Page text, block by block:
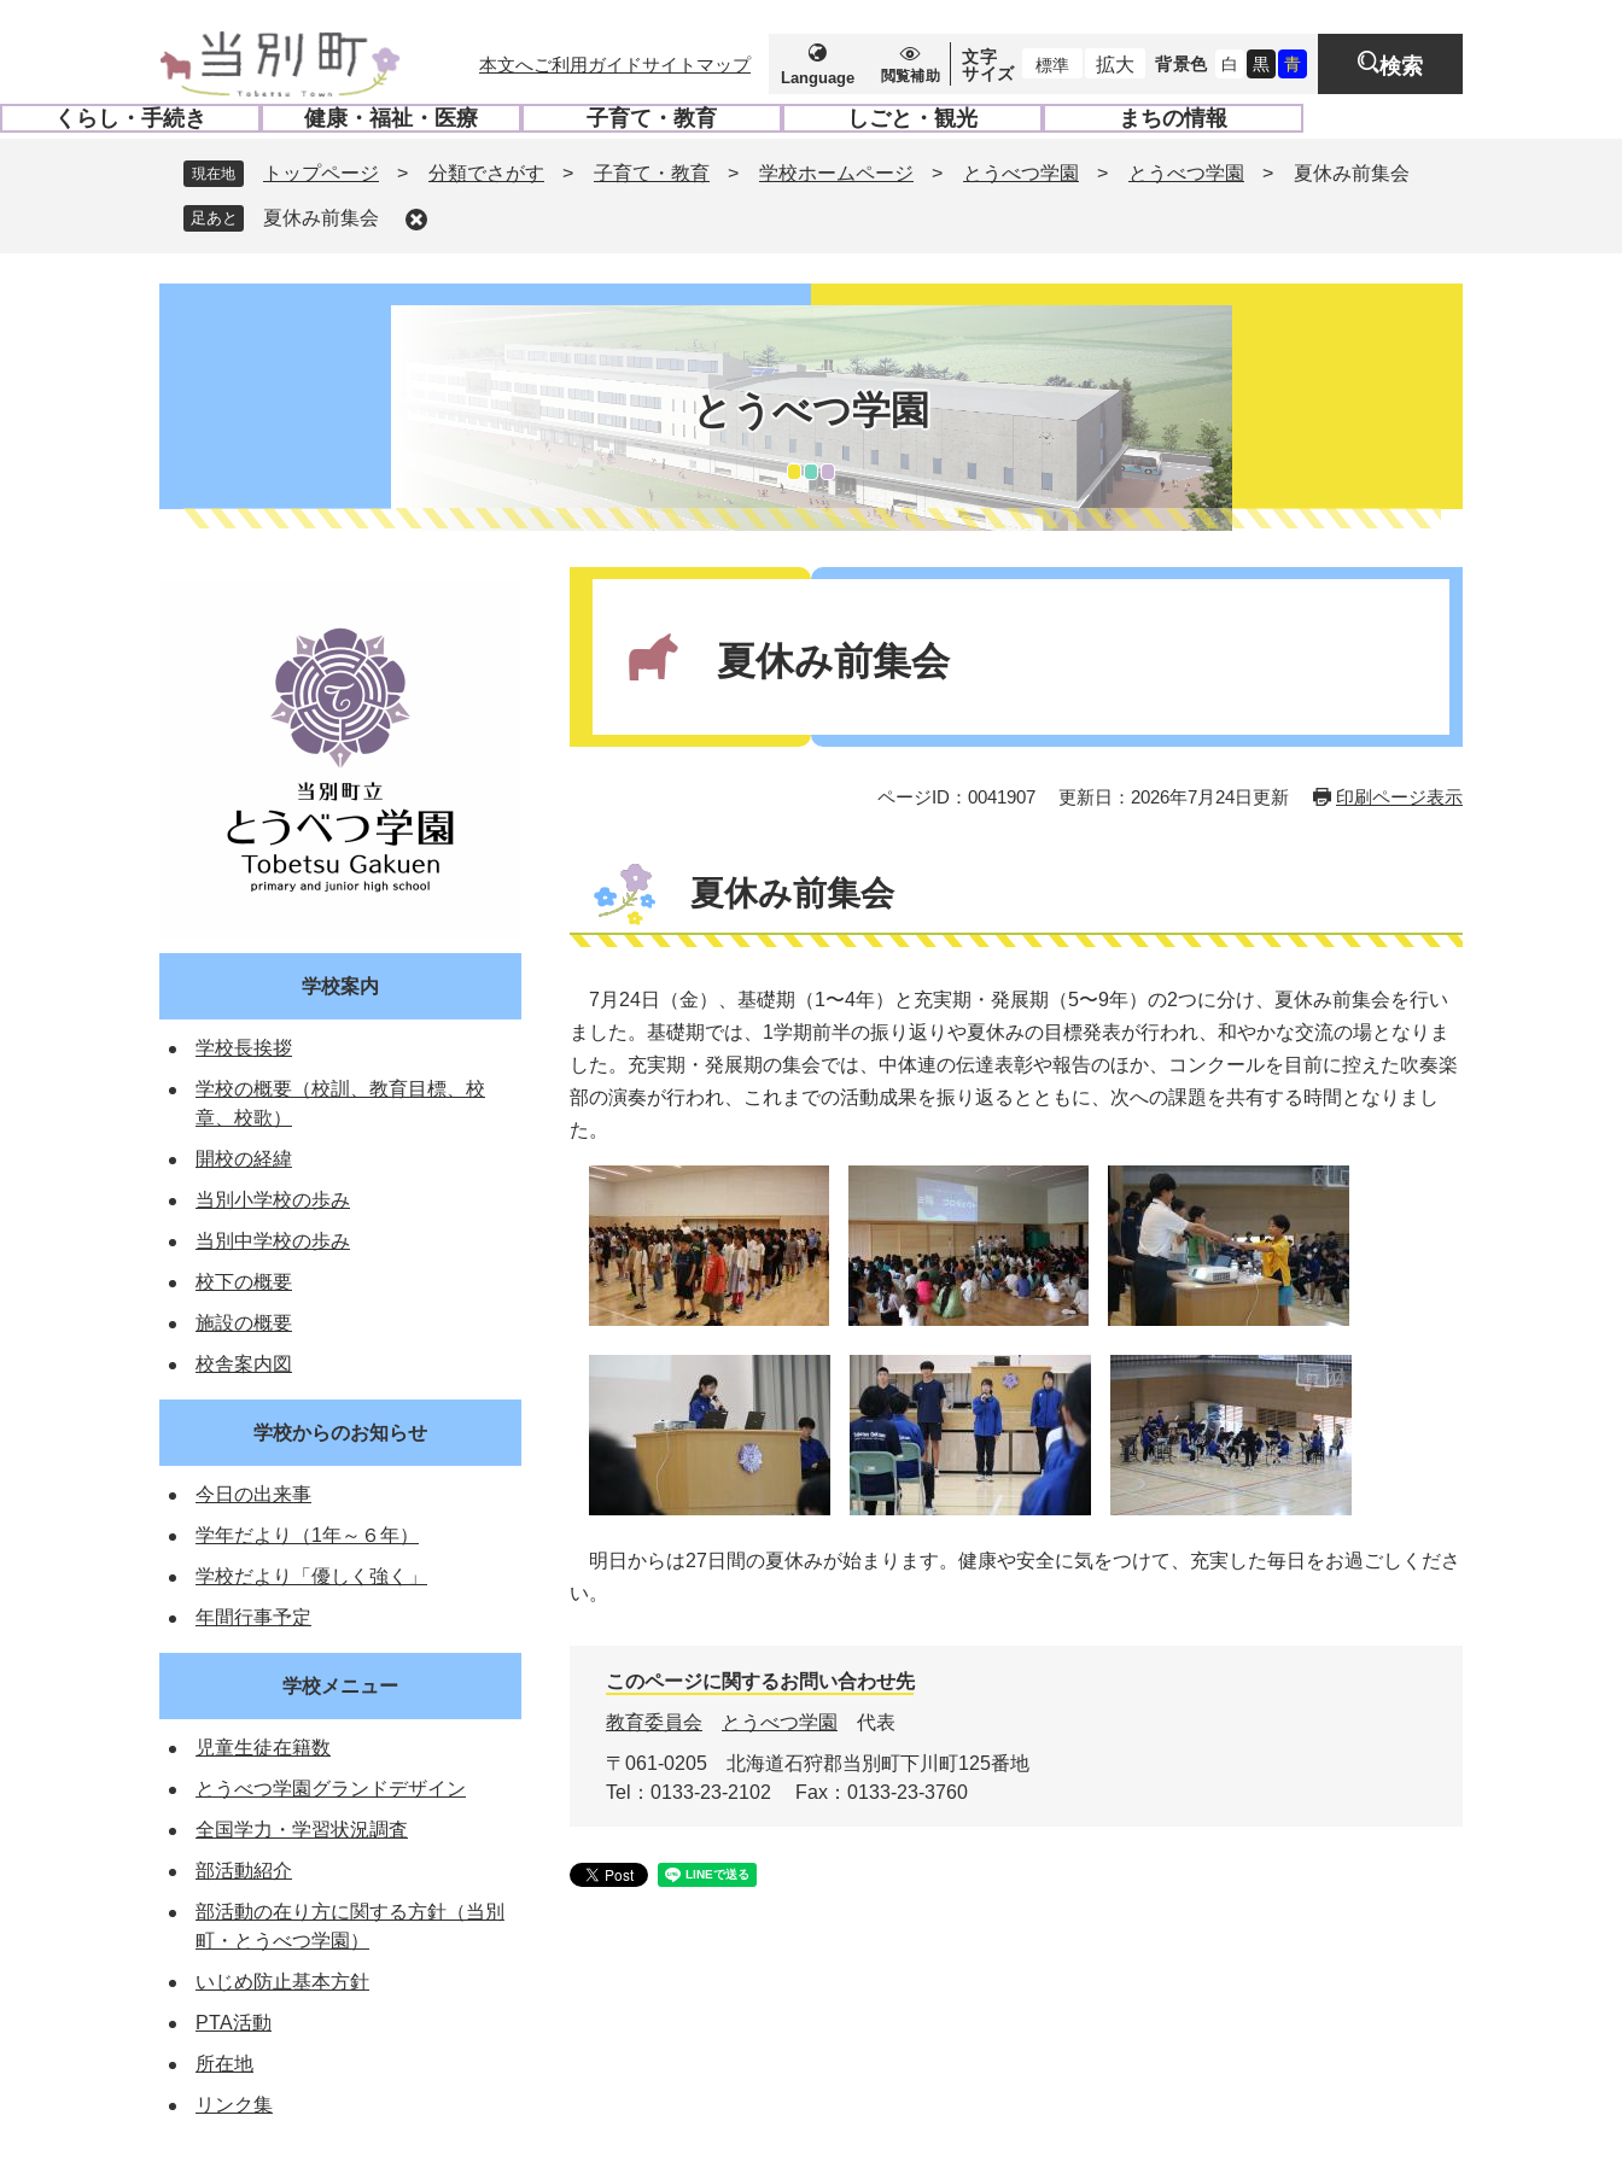
の
先
ー
を
本文へご利用ガイドサイトマップ
Language 閲覧補助
文字
サイズ
標準 拡大 背景色 白 黒 青 検索
くらし・手続き
開
健康・福祉・医療
開
く
子育て・教育
開
く
しごと・観光
開
く
まちの情報
開
く
現在地 トップページ > 分類でさがす > 子育て・教育 > 学校ホームページ > とうべつ学園 > とうべつ学園 > 夏休み前集会
夏休み前集会
とうべつ学園
夏休み前集会
ページID：0041907 更新日：2026年7月24日更新 印刷ページ表示
夏休み前集会
7月24日（金）、基礎期（1〜4年）と充実期・発展期（5〜9年）の2つに分け、夏休み前集会を行い
ました。基礎期では、1学期前半の振り返りや夏休みの目標発表が行われ、和やかな交流の場となりま
した。充実期・発展期の集会では、中体連の伝達表彰や報告のほか、コンクールを目前に控えた吹奏楽
部の演奏が行われ、これまでの活動成果を振り返るとともに、次への課題を共有する時間となりまし
た。
明日からは27日間の夏休みが始まります。健康や安全に気をつけて、充実した毎日をお過ごしくださ
い。
このページに関するお問い合わせ先
教育委員会
とうべつ学園
代表
〒061-0205
北海道石狩郡当別町下川町125番地
Tel：0133-23-2102
Fax：0133-23-3760
学校案内
学校長挨拶
学校の概要（校訓、教育目標、校
章、校歌）
開校の経緯
当別小学校の歩み
当別中学校の歩み
校下の概要
施設の概要
校舎案内図
学校からのお知らせ
今日の出来事
学年だより（1年～６年）
学校だより「優しく強く」
年間行事予定
学校メニュー
児童生徒在籍数
とうべつ学園グランドデザイン
全国学力・学習状況調査
部活動紹介
部活動の在り方に関する方針（当別
町・とうべつ学園）
いじめ防止基本方針
PTA活動
所在地
リンク集